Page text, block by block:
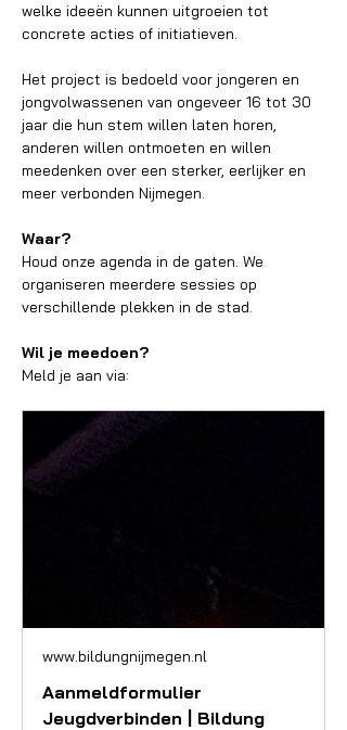
welke ideeën kunnen uitgroeien tot
concrete acties of initiatieven.
Het project is bedoeld voor jongeren en
jongvolwassenen van ongeveer 16 tot 30
jaar die hun stem willen laten horen,
anderen willen ontmoeten en willen
meedenken over een sterker, eerlijker en
meer verbonden Nijmegen.
Waar?
Houd onze agenda in de gaten. We
organiseren meerdere sessies op
verschillende plekken in de stad.
Wil je meedoen?
Meld je aan via:
www.bildungnijmegen.nl
Aanmeldformulier
Jeugdverbinden | Bildung